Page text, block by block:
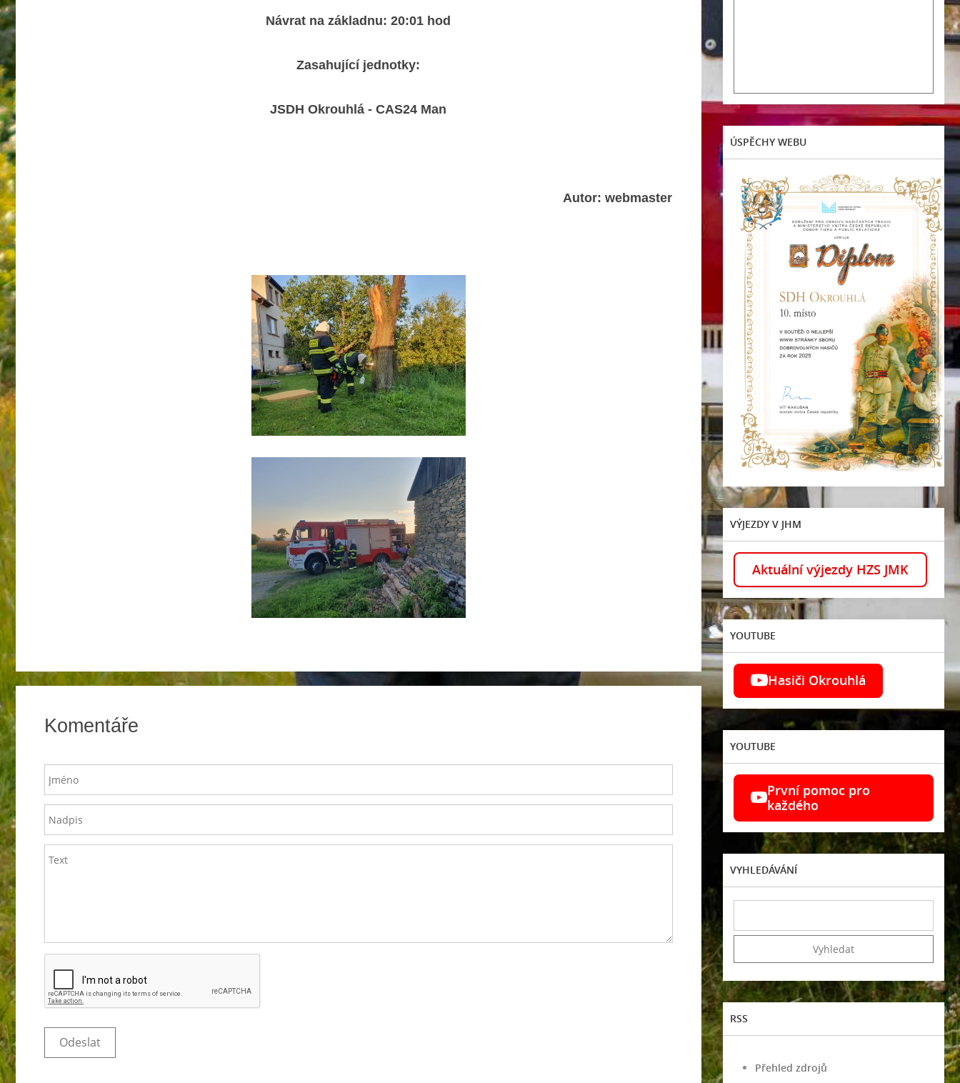
Návrat na základnu: 20:01 hod
Zasahující jednotky:
​JSDH Okrouhlá - CAS24 Man
Autor: webmaster
Komentáře
ÚSPĚCHY WEBU
VÝJEZDY V JHM
Aktuální výjezdy HZS JMK
YOUTUBE
Hasiči Okrouhlá
YOUTUBE
První pomoc pro
každého
VYHLEDÁVÁNÍ
RSS
Přehled zdrojů